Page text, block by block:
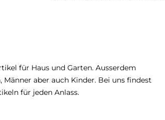
für Haus und Garten. Ausserdem
aber auch Kinder. Bei uns findest
für jeden Anlass.